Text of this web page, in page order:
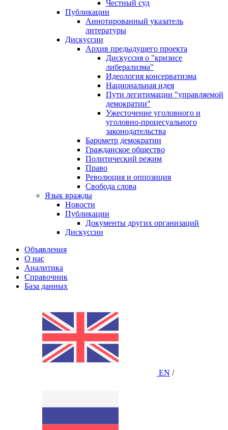
Честный суд
Публикации
Аннотированный указатель
литературы
Дискуссии
Архив предыдущего проекта
Дискуссия о "кризисе
либерализма"
Идеология консерватизма
Национальная идея
Пути легитимации "управляемой
демократии"
Ужесточение уголовного и
уголовно-процесуального
законодательства
Барометр демократии
Гражданское общество
Политический режим
Право
Революция и оппозиция
Свобода слова
Язык вражды
Новости
Публикации
Документы других организаций
Дискуссии
Объявления
О нас
Аналитика
Справочник
База данных
EN /